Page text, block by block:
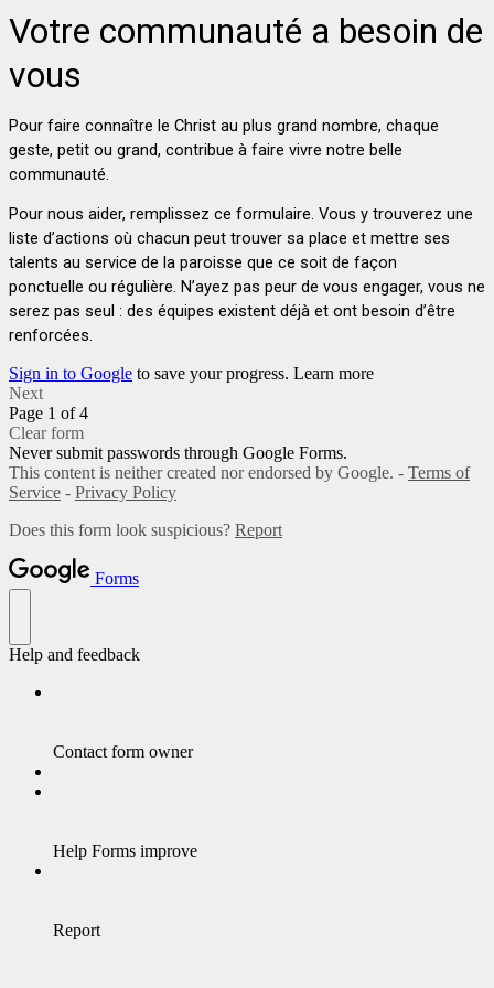
Votre communauté a besoin de
vous
Pour faire connaître le Christ au plus grand nombre, chaque
geste, petit ou grand, contribue à faire vivre notre belle
communauté.
Pour nous aider, remplissez ce formulaire. Vous y trouverez une
liste d’actions où chacun peut trouver sa place et mettre ses
talents au service de la paroisse que ce soit de façon
ponctuelle ou régulière. N’ayez pas peur de vous engager, vous ne
serez pas seul : des équipes existent déjà et ont besoin d’être
renforcées.
Sign in to Google to save your progress. Learn more
Next
Page 1 of 4
Clear form
Never submit passwords through Google Forms.
This content is neither created nor endorsed by Google. - Terms of
Service - Privacy Policy
Does this form look suspicious? Report
Forms
Help and feedback
Contact form owner
Help Forms improve
Report